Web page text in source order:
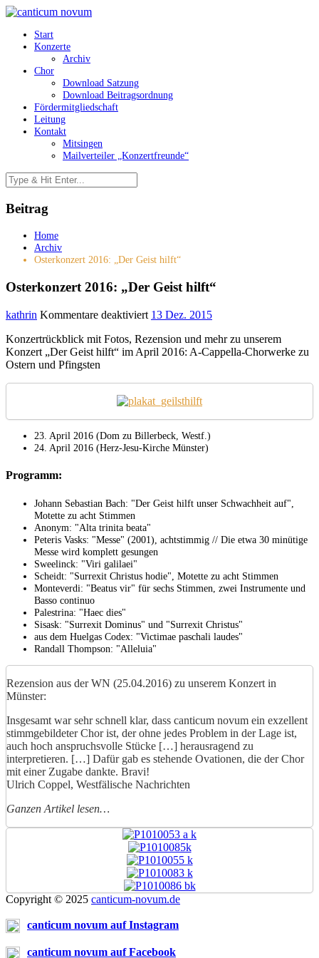
Start
Konzerte
Archiv
Chor
Download Satzung
Download Beitragsordnung
Fördermitgliedschaft
Leitung
Kontakt
Mitsingen
Mailverteiler „Konzertfreunde“
Beitrag
Home
Archiv
Osterkonzert 2016: „Der Geist hilft“
Osterkonzert 2016: „Der Geist hilft“
kathrin Kommentare deaktiviertfür
2016:
„Der
13 Dez. 2015
Konzertrückblick mit Fotos, Rezension und mehr zu unserem
Konzert „Der Geist hilft“ im April 2016: A-Cappella-Chorwerke zu
Ostern und Pfingsten
23. April 2016 (Dom zu Billerbeck, Westf.)
24. April 2016 (Herz-Jesu-Kirche Münster)
Programm:
Johann Sebastian Bach: "Der Geist hilft unser Schwachheit auf",
Motette zu acht Stimmen
Anonym: "Alta trinita beata"
Peteris Vasks: "Messe" (2001), achtstimmig // Die etwa 30 minütige
Messe wird komplett gesungen
Sweelinck: "Viri galilaei"
Scheidt: "Surrexit Christus hodie", Motette zu acht Stimmen
Monteverdi: "Beatus vir" für sechs Stimmen, zwei Instrumente und
Basso continuo
Palestrina: "Haec dies"
Sisask: "Surrexit Dominus" und "Surrexit Christus"
aus dem Huelgas Codex: "Victimae paschali laudes"
Randall Thompson: "Alleluia"
Rezension aus der WN (25.04.2016) zu unserem Konzert in
Münster:
Insgesamt war sehr schnell klar, dass canticum novum ein exzellent
stimmgebildeter Chor ist, der ohne jedes Problem in der Lage ist,
auch hoch anspruchsvolle Stücke […] herausragend zu
interpretieren. […] Dafür gab es stehende Ovationen, die der Chor
mit einer Zugabe dankte. Bravi!
Ulrich Coppel, Westfälische Nachrichten
Ganzen Artikel lesen…
Copyright © 2025 canticum-novum.de
canticum novum auf Instagram
canticum novum auf Facebook